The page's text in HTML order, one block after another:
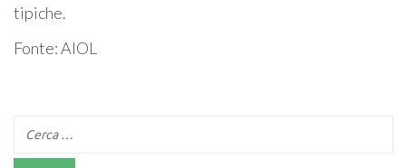
tipiche.
Fonte: AIOL